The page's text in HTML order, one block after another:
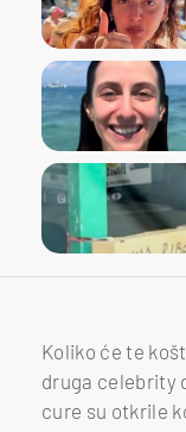
Koliko će te
druga celebrity
cure su otkrile